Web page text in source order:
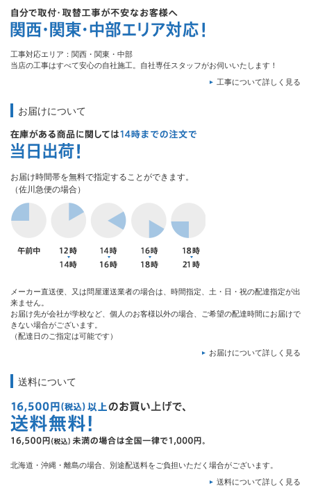
工事対応エリア：関西・関東・中部
当店の工事はすべて安心の自社施工。自社専任スタッフがお伺いいたします！
工事について詳しく見る
お届けについて
お届け時間帯を無料で指定することができます。
（佐川急便の場合）
メーカー直送便、又は問屋運送業者の場合は、時間指定、土・日・祝の配達指定が出
来ません。
お届け先が会社が学校など、個人のお客様以外の場合、ご希望の配達時間にお届けで
きない場合がございます。
（配達日のご指定は可能です）
お届けについて詳しく見る
送料について
北海道・沖縄・離島の場合、別途配送料をご負担いただく場合がございます。
送料について詳しく見る